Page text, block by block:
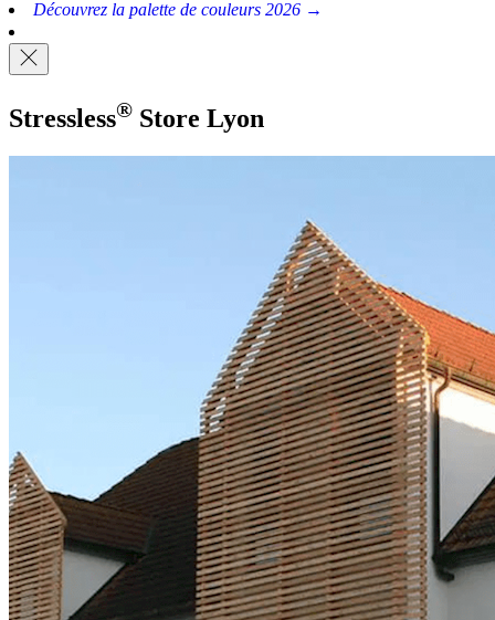
Découvrez la palette de couleurs 2026 →
Stressless® Store Lyon